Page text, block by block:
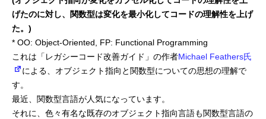
お問合せ
げたのに対し、関数型は変化を最小化してコードの理解性を上げ
た。)
* OO: Object-Oriented, FP: Functional Programming
これは「レガシーコード改善ガイド」の作者Michael Feathers氏
による、オブジェクト指向と関数型についての思想の理解で
す。
最近、関数型言語が人気になっています。
それに、色々有名な既存のオブジェクト指向言語も関数型言語の